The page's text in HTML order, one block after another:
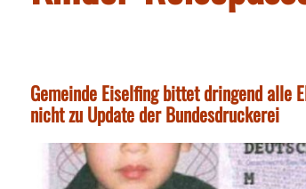
Gemeinde Eiselfing bittet dringend alle
nicht zu Update der Bundesdruckerei